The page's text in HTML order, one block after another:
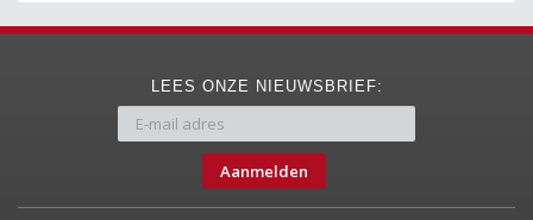
LEES ONZE NIEUWSBRIEF:
Aanmelden